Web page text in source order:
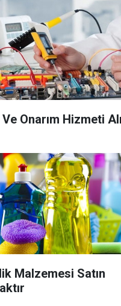
Ve Onarım Hizmeti
Malzemesi Satın